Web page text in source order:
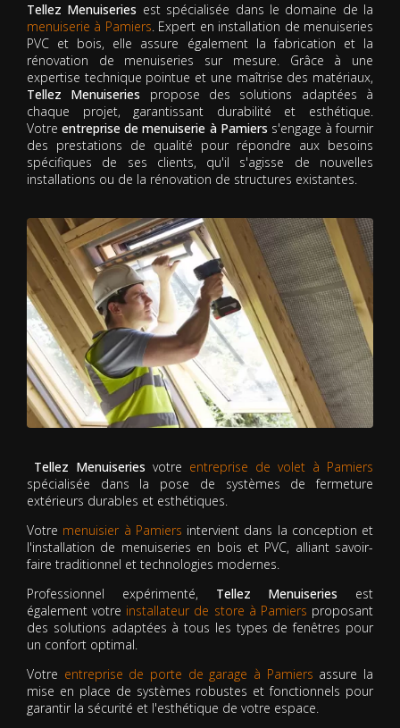
Tellez Menuiseries est spécialisée dans le domaine de la
menuiserie à Pamiers. Expert en installation de menuiseries
PVC et bois, elle assure également la fabrication et la
rénovation de menuiseries sur mesure. Grâce à une
expertise technique pointue et une maîtrise des matériaux,
Tellez Menuiseries propose des solutions adaptées à
chaque projet, garantissant durabilité et esthétique.
Votreentreprise de menuiserie à Pamiers s'engage à fournir
des prestations de qualité pour répondre aux besoins
spécifiques de ses clients, qu'il s'agisse de nouvelles
installations ou de la rénovation de structures existantes.
Tellez Menuiseries votre entreprise de volet à Pamiers
spécialisée dans la pose de systèmes de fermeture
extérieurs durables et esthétiques.
Votre menuisier à Pamiers intervient dans la conception et
l'installation de menuiseries en bois et PVC, alliant savoir-
faire traditionnel et technologies modernes.
Professionnel expérimenté, Tellez Menuiseries est
également votre installateur de store à Pamiers proposant
des solutions adaptées à tous les types de fenêtres pour
un confort optimal.
Votre entreprise de porte de garage à Pamiers assure la
mise en place de systèmes robustes et fonctionnels pour
garantir la sécurité et l'esthétique de votre espace.